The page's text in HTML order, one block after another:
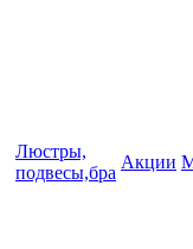
Люстры,
подвесы,бра
Акции